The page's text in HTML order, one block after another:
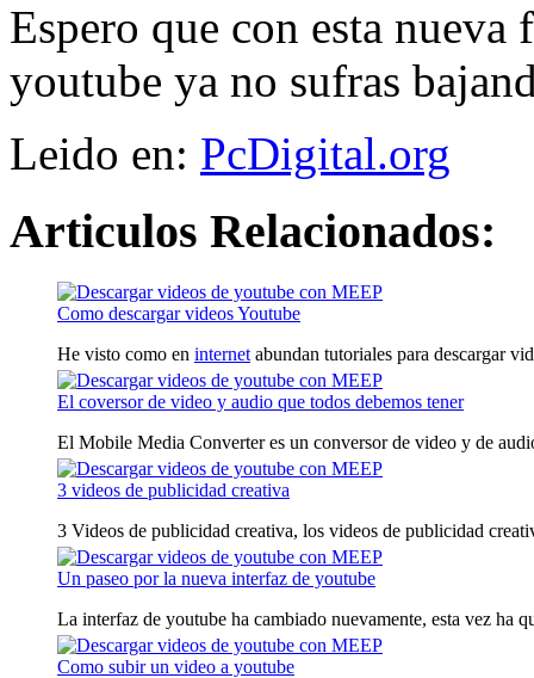
Espero que con esta nueva
youtube ya no sufras
Leido en: PcDigital.org
Articulos Relacionados:
Como descargar videos Youtube
He visto como en internet abundan tutoriales para descargar
El coversor de video y audio que todos debemos tener
El Mobile Media Converter es un conversor de video y de
3 videos de publicidad creativa
3 Videos de publicidad creativa, los videos de publicidad
Un paseo por la nueva interfaz de youtube
La interfaz de youtube ha cambiado nuevamente, esta vez ha
Como subir un video a youtube